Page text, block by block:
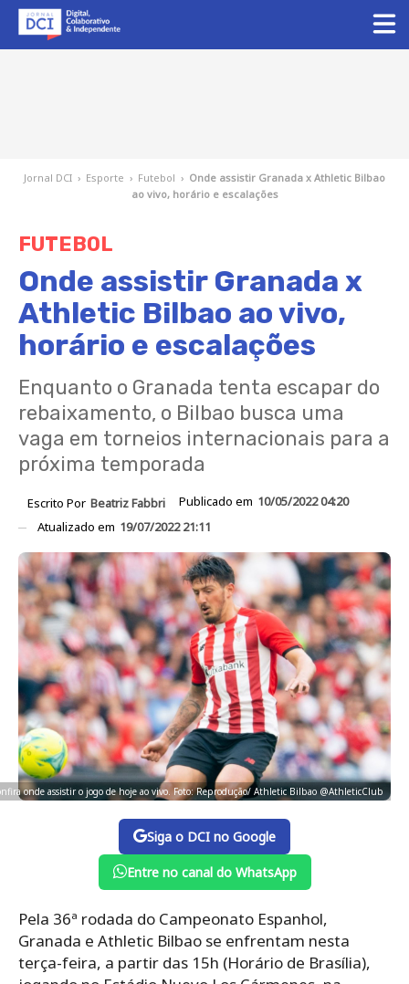
Jornal DCI › Esporte › Futebol › Onde assistir Granada x Athletic Bilbao
ao vivo, horário e escalações
FUTEBOL
Onde assistir Granada x
Athletic Bilbao ao vivo,
horário e escalações
Enquanto o Granada tenta escapar do
rebaixamento, o Bilbao busca uma
vaga em torneios internacionais para a
próxima temporada
Escrito Por Beatriz Fabbri Publicado em 10/05/2022 04:20
Atualizado em 19/07/2022 21:11
onde assistir o jogo de hoje ao vivo. Foto: Reprodução/ Athletic Bilbao @AthleticClub
Siga o DCI no Google
Entre no canal do WhatsApp
Pela 36ª rodada do Campeonato Espanhol,
Granada e Athletic Bilbao se enfrentam nesta
terça-feira, a partir das 15h (Horário de Brasília),